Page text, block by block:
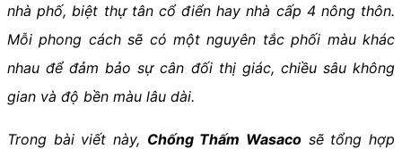
nhà phố, biệt thự tân cổ điển hay nhà cấp 4 nông thôn.
Mỗi phong cách sẽ có một nguyên tắc phối màu khác
nhau để đảm bảo sự cân đối thị giác, chiều sâu không
gian và độ bền màu lâu dài.
Trong bài viết này, Chống Thấm Wasaco sẽ tổng hợp